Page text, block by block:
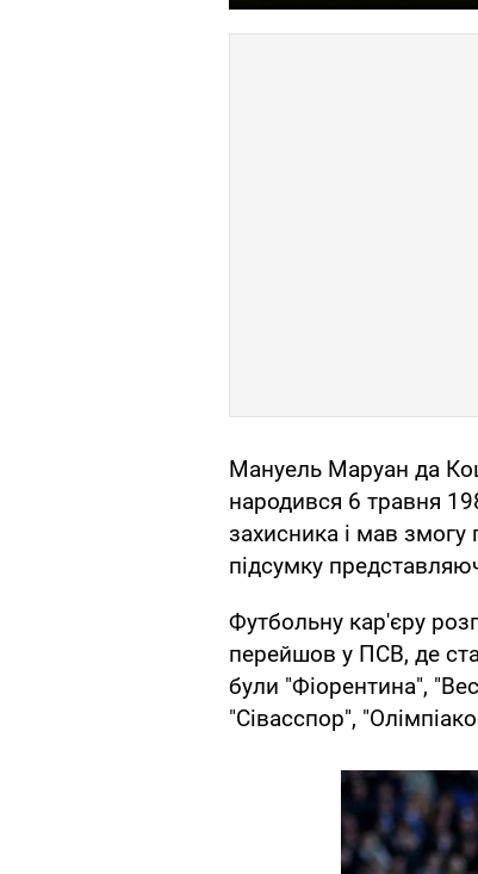
Мануель Маруан да
народився 6 травня
захисника і мав змогу
підсумку
Футбольну кар'єру
перейшов у ПСВ, де
були "Фіорентина",
"Сівасспор",